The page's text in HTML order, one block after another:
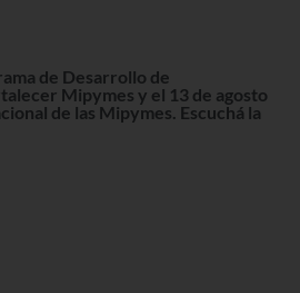
de Desarrollo de
Mipymes y el 13 de agosto
de las Mipymes. Escuchá la